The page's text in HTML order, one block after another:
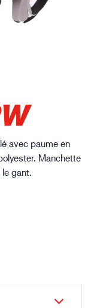
avec paume en
Manchette
gant.